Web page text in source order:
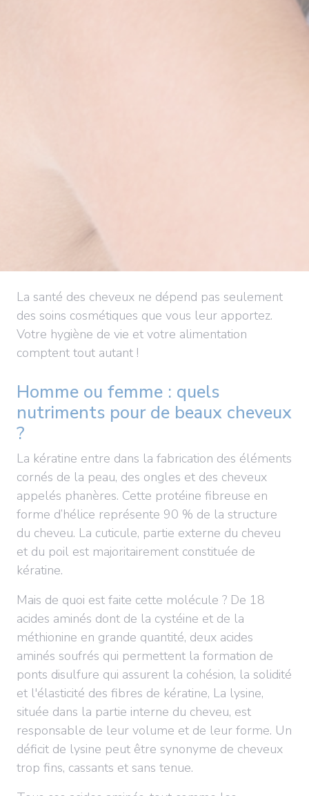
La santé des cheveux ne dépend pas seulement
des soins cosmétiques que vous leur apportez.
Votre hygiène de vie et votre alimentation
comptent tout autant !
Homme ou femme : quels
nutriments pour de beaux cheveux
?
La kératine entre dans la fabrication des éléments
cornés de la peau, des ongles et des cheveux
appelés phanères. Cette protéine fibreuse en
forme d’hélice représente 90 % de la structure
du cheveu. La cuticule, partie externe du cheveu
et du poil est majoritairement constituée de
kératine.
Mais de quoi est faite cette molécule ? De 18
acides aminés dont de la cystéine et de la
méthionine en grande quantité, deux acides
aminés soufrés qui permettent la formation de
ponts disulfure qui assurent la cohésion, la solidité
et l'élasticité des fibres de kératine, La lysine,
située dans la partie interne du cheveu, est
responsable de leur volume et de leur forme. Un
déficit de lysine peut être synonyme de cheveux
trop fins, cassants et sans tenue.